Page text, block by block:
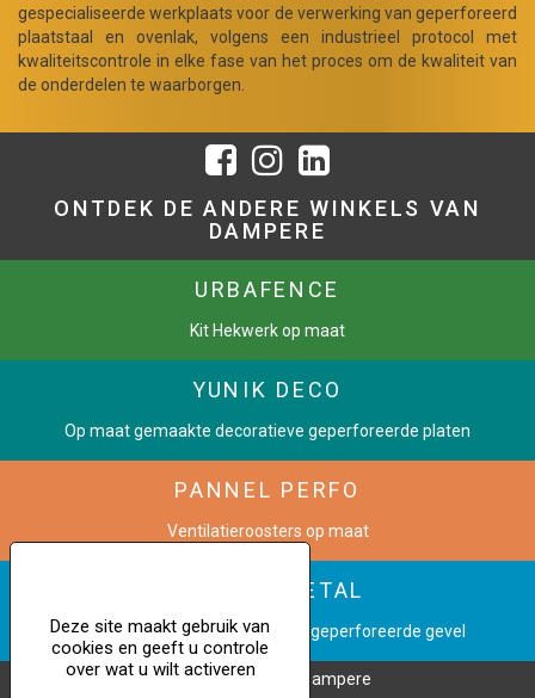
gespecialiseerde werkplaats voor de verwerking van geperforeerd
plaatstaal en ovenlak, volgens een industrieel protocol met
kwaliteitscontrole in elke fase van het proces om de kwaliteit van
de onderdelen te waarborgen.
ONTDEK DE ANDERE WINKELS VAN
DAMPERE
URBAFENCE
Kit Hekwerk op maat
YUNIK DECO
Op maat gemaakte decoratieve geperforeerde platen
PANNEL PERFO
Ventilatieroosters op maat
CINETIC METAL
Verander een afbeelding in een geperforeerde gevel
Copyright © 2023 Dampere
Deze site maakt gebruik van
cookies en geeft u controle
over wat u wilt activeren